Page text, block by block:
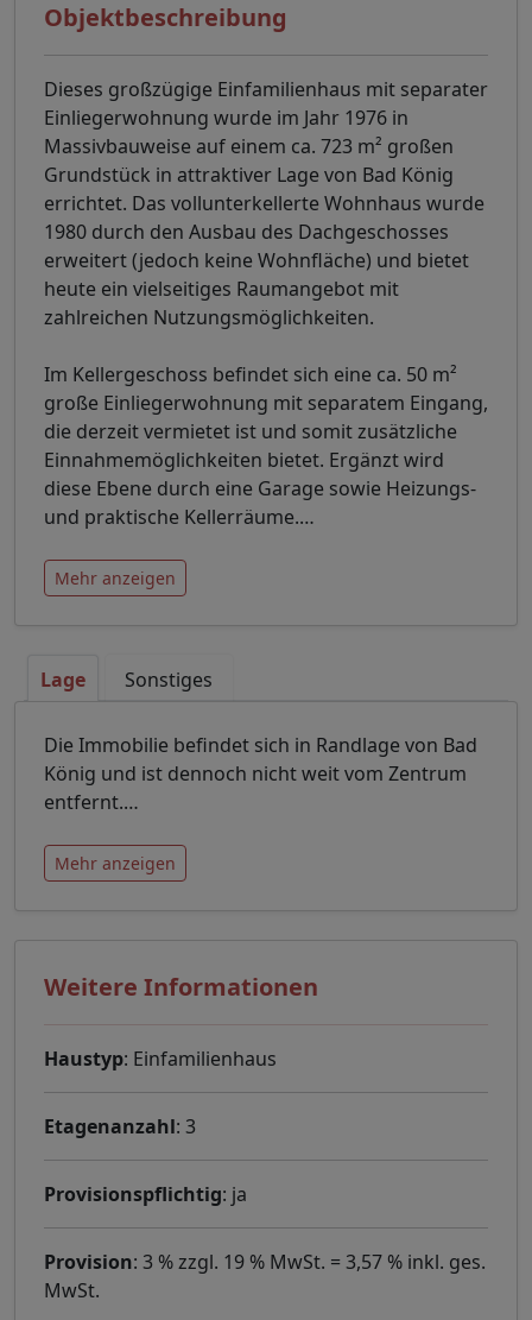
Objektbeschreibung
Dieses großzügige Einfamilienhaus mit separater
Einliegerwohnung wurde im Jahr 1976 in
Massivbauweise auf einem ca. 723 m² großen
Grundstück in attraktiver Lage von Bad König
errichtet. Das vollunterkellerte Wohnhaus wurde
1980 durch den Ausbau des Dachgeschosses
erweitert (jedoch keine Wohnfläche) und bietet
heute ein vielseitiges Raumangebot mit
zahlreichen Nutzungsmöglichkeiten.
Im Kellergeschoss befindet sich eine ca. 50 m²
große Einliegerwohnung mit separatem Eingang,
die derzeit vermietet ist und somit zusätzliche
Einnahmemöglichkeiten bietet. Ergänzt wird
diese Ebene durch eine Garage sowie Heizungs-
und praktische Kellerräume.…
Mehr anzeigen
Lage Sonstiges
Die Immobilie befindet sich in Randlage von Bad
König und ist dennoch nicht weit vom Zentrum
entfernt.…
Mehr anzeigen
Weitere Informationen
Haustyp: Einfamilienhaus
Etagenanzahl: 3
Provisionspflichtig: ja
Provision: 3 % zzgl. 19 % MwSt. = 3,57 % inkl. ges.
MwSt.